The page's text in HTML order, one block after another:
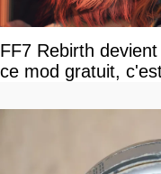
FF7 Rebirth
ce mod gratuit,